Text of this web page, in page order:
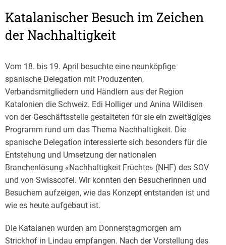
Katalanischer Besuch im Zeichen
der Nachhaltigkeit
Vom 18. bis 19. April besuchte eine neunköpfige
spanische Delegation mit Produzenten,
Verbandsmitgliedern und Händlern aus der Region
Katalonien die Schweiz. Edi Holliger und Anina Wildisen
von der Geschäftsstelle gestalteten für sie ein zweitägiges
Programm rund um das Thema Nachhaltigkeit. Die
spanische Delegation interessierte sich besonders für die
Entstehung und Umsetzung der nationalen
Branchenlösung «Nachhaltigkeit Früchte» (NHF) des SOV
und von Swisscofel. Wir konnten den Besucherinnen und
Besuchern aufzeigen, wie das Konzept entstanden ist und
wie es heute aufgebaut ist.
Die Katalanen wurden am Donnerstagmorgen am
Strickhof in Lindau empfangen. Nach der Vorstellung des